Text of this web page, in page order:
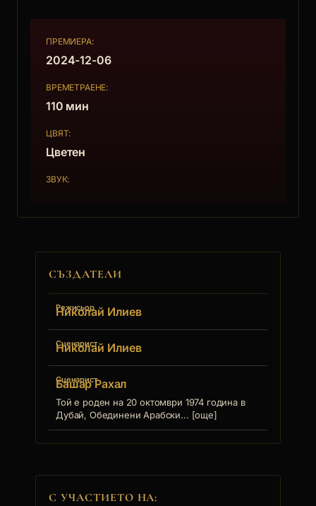
ПРЕМИЕРА:
2024-12-06
ВРЕМЕТРАЕНЕ:
110 мин
ЦВЯТ:
Цветен
ЗВУК:
СЪЗДАТЕЛИ
Режисьор
Николай Илиев
Сценарист
Николай Илиев
Сценарист
Башар Рахал
Той е роден на 20 октомври 1974 година в
Дубай, Обединени Арабски... [още]
С УЧАСТИЕТО НА: